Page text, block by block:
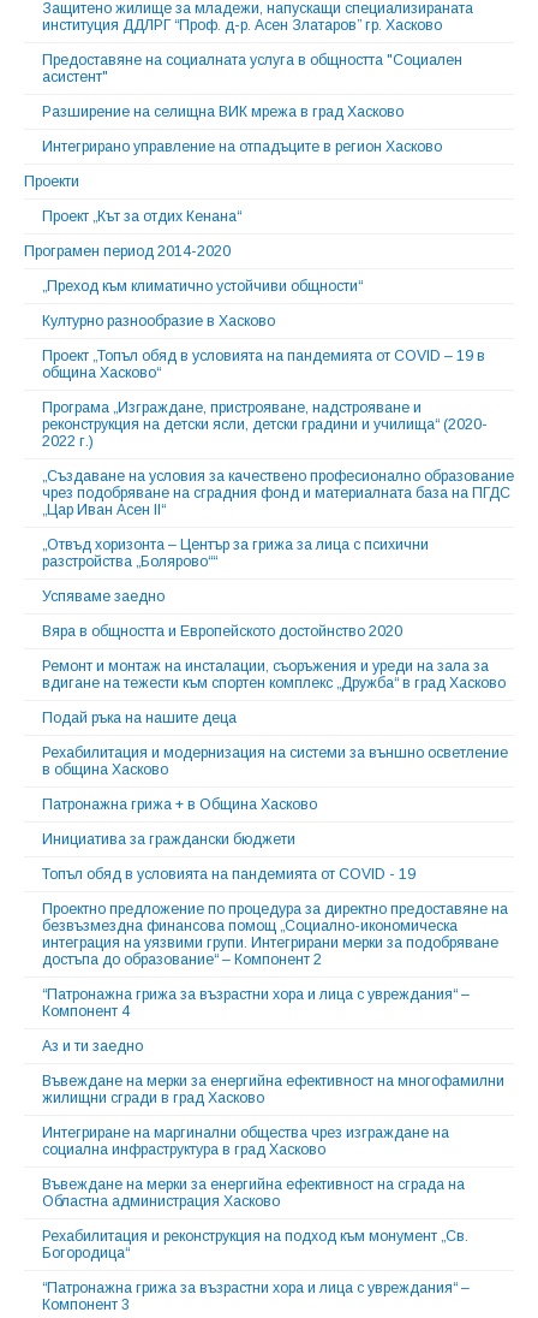
Защитено жилище за младежи, напускащи специализираната
институция ДДЛРГ “Проф. д-р. Асен Златаров” гр. Хасково
Предоставяне на социалната услуга в общността "Социален
асистент"
Разширение на селищна ВИК мрежа в град Хасково
Интегрирано управление на отпадъците в регион Хасково
Проекти
Проект „Кът за отдих Кенана“
Програмен период 2014-2020
„Преход към климатично устойчиви общности“
Културно разнообразие в Хасково
Проект „Топъл обяд в условията на пандемията от COVID – 19 в
община Хасково“
Програма „Изграждане, пристрояване, надстрояване и
реконструкция на детски ясли, детски градини и училища“ (2020-
2022 г.)
„Създаване на условия за качествено професионално образование
чрез подобряване на сградния фонд и материалната база на ПГДС
„Цар Иван Асен ІІ“
„Отвъд хоризонта – Център за грижа за лица с психични
разстройства „Болярово““
Успяваме заедно
Вяра в общността и Европейското достойнство 2020
Ремонт и монтаж на инсталации, съоръжения и уреди на зала за
вдигане на тежести към спортен комплекс „Дружба“ в град Хасково
Подай ръка на нашите деца
Рехабилитация и модернизация на системи за външно осветление
в община Хасково
Патронажна грижа + в Община Хасково
Инициатива за граждански бюджети
Топъл обяд в условията на пандемията от COVID - 19
Проектно предложение по процедура за директно предоставяне на
безвъзмездна финансова помощ „Социално-икономическа
интеграция на уязвими групи. Интегрирани мерки за подобряване
достъпа до образование“ – Компонент 2
“Патронажна грижа за възрастни хора и лица с увреждания“ –
Компонент 4
Аз и ти заедно
Въвеждане на мерки за енергийна ефективност на многофамилни
жилищни сгради в град Хасково
Интегриране на маргинални общества чрез изграждане на
социална инфраструктура в град Хасково
Въвеждане на мерки за енергийна ефективност на сграда на
Областна администрация Хасково
Рехабилитация и реконструкция на подход към монумент „Св.
Богородица“
“Патронажна грижа за възрастни хора и лица с увреждания“ –
Компонент 3